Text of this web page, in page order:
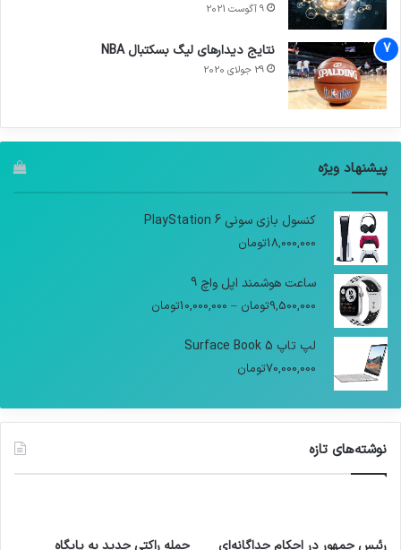
9 آگوست 2021
نتایج دیدار‌های لیگ بسکتبال NBA
29 جولای 2020
پیشنهاد ویژه
کنسول بازی سونی PlayStation 6
18,000,000تومان
ساعت هوشمند اپل واچ 9
9,500,000تومان –
10,000,000تومان
لپ تاپ Surface Book 5
70,000,000تومان
نوشته‌های تازه
رئیس جمهور در احکام جداگانه‌ای
حمله راکتی جدید به پایگاه